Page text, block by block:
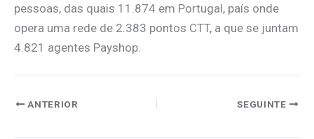
pessoas, das quais 11.874 em Portugal, país onde
opera uma rede de 2.383 pontos CTT, a que se juntam
4.821 agentes Payshop.
ANTERIOR SEGUINTE